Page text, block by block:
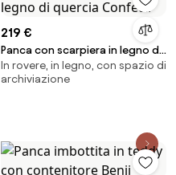
219 €
Panca con scarpiera in legno di
quercia Confetti
In rovere, in legno, con spazio di
archiviazione